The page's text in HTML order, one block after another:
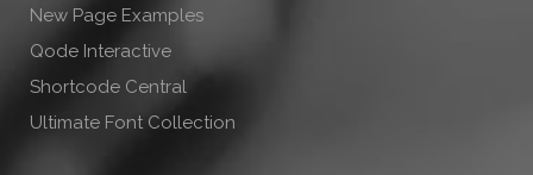
New Page Examples
Qode Interactive
Shortcode Central
Ultimate Font Collection